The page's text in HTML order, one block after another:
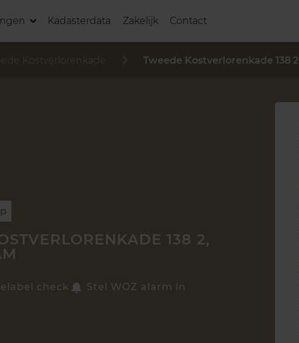
Kadasterdata Zakelijk Contact
Kostverlorenkade Tweede Kostverlorenkade 138 2
138 2,
check Stel WOZ alarm in